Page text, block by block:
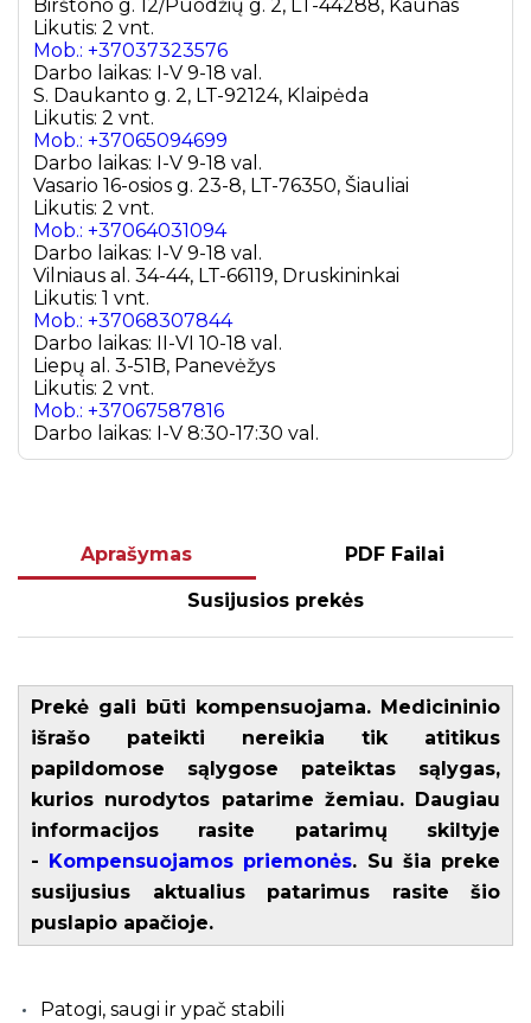
Birštono g. 12/Puodžių g. 2, LT-44288, Kaunas
Likutis: 2 vnt.
Mob.: +37037323576
Darbo laikas: I-V 9-18 val.
S. Daukanto g. 2, LT-92124, Klaipėda
Likutis: 2 vnt.
Mob.: +37065094699
Darbo laikas: I-V 9-18 val.
Vasario 16-osios g. 23-8, LT-76350, Šiauliai
Likutis: 2 vnt.
Mob.: +37064031094
Darbo laikas: I-V 9-18 val.
Vilniaus al. 34-44, LT-66119, Druskininkai
Likutis: 1 vnt.
Mob.: +37068307844
Darbo laikas: II-VI 10-18 val.
Liepų al. 3-51B, Panevėžys
Likutis: 2 vnt.
Mob.: +37067587816
Darbo laikas: I-V 8:30-17:30 val.
Aprašymas PDF Failai
Susijusios prekės
Prekė gali būti kompensuojama. Medicininio
išrašo pateikti nereikia tik atitikus
papildomose sąlygose pateiktas sąlygas,
kurios nurodytos patarime žemiau. Daugiau
informacijos rasite patarimų skiltyje
-
Kompensuojamos priemonės. Su šia preke
susijusius aktualius patarimus rasite šio
puslapio apačioje.
Patogi, saugi ir ypač stabili